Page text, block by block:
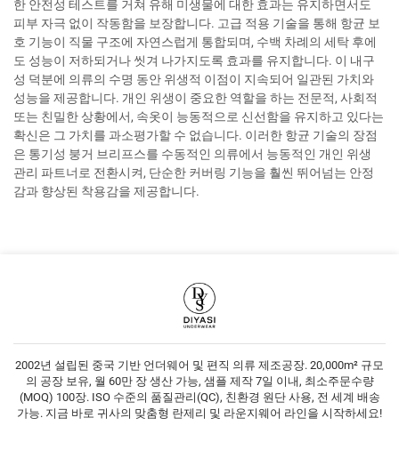
한 안전성 테스트를 거쳐 유해 미생물에 대한 효과는 유지하면서도
피부 자극 없이 작동함을 보장합니다. 고급 적용 기술을 통해 항균 보
호 기능이 직물 구조에 자연스럽게 통합되며, 수백 차례의 세탁 후에
도 성능이 저하되거나 씻겨 나가지도록 효과를 유지합니다. 이 내구
성 덕분에 의류의 수명 동안 위생적 이점이 지속되어 일관된 가치와
성능을 제공합니다. 개인 위생이 중요한 역할을 하는 전문적, 사회적
또는 친밀한 상황에서, 속옷이 능동적으로 신선함을 유지하고 있다는
확신은 그 가치를 과소평가할 수 없습니다. 이러한 항균 기술의 장점
은 통기성 붕거 브리프스를 수동적인 의류에서 능동적인 개인 위생
관리 파트너로 전환시켜, 단순한 커버링 기능을 훨씬 뛰어넘는 안정
감과 향상된 착용감을 제공합니다.
2002년 설립된 중국 기반 언더웨어 및 편직 의류 제조공장. 20,000m² 규모
의 공장 보유, 월 60만 장 생산 가능, 샘플 제작 7일 이내, 최소주문수량
(MOQ) 100장. ISO 수준의 품질관리(QC), 친환경 원단 사용, 전 세계 배송
가능. 지금 바로 귀사의 맞춤형 란제리 및 라운지웨어 라인을 시작하세요!